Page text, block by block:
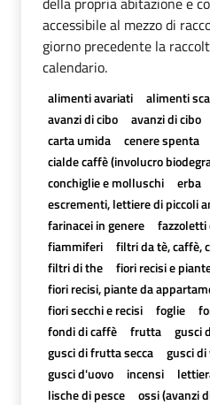
accessibile al mezzo di
giorno precedente la
calendario.
alimenti avariati
alimenti
avanzi di cibo
avanzi di cibo
carta umida
cenere spenta
cialde caffè (involucro
conchiglie e molluschi
erba
escrementi, lettiere di piccoli
farinacei in genere
fazzoletti
fiammiferi
filtri da tè, caffè,
filtri di the
fiori recisi e
fiori recisi, piante da
fiori secchi e recisi
foglie
fondi di caffè
frutta gusci
gusci di frutta secca
gusci
gusci d'uovo
incensi
lische di pesce
ossi (avanzi